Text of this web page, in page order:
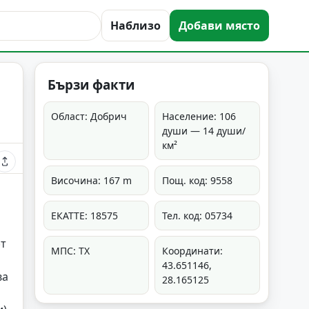
Наблизо Добави място
Бързи факти
Област: Добрич
Население: 106
души — 14 души/
км²
Височина: 167 m Пощ. код: 9558
ЕКАТТЕ: 18575 Тел. код: 05734
МПС: ТХ
Координати:
43.651146,
28.165125